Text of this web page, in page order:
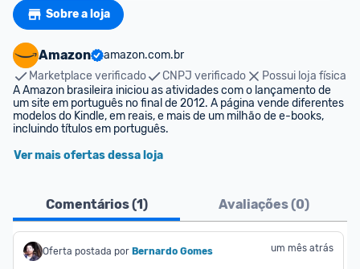
Sobre a loja
Amazon
amazon.com.br
Marketplace verificado
CNPJ verificado
Possui loja física
A Amazon brasileira iniciou as atividades com o lançamento de
um site em português no final de 2012. A página vende diferentes
modelos do Kindle, em reais, e mais de um milhão de e-books,
incluindo títulos em português.
Ver mais ofertas dessa loja
Comentários (1) Avaliações (0)
Oferta postada por Bernardo Gomes um mês atrás